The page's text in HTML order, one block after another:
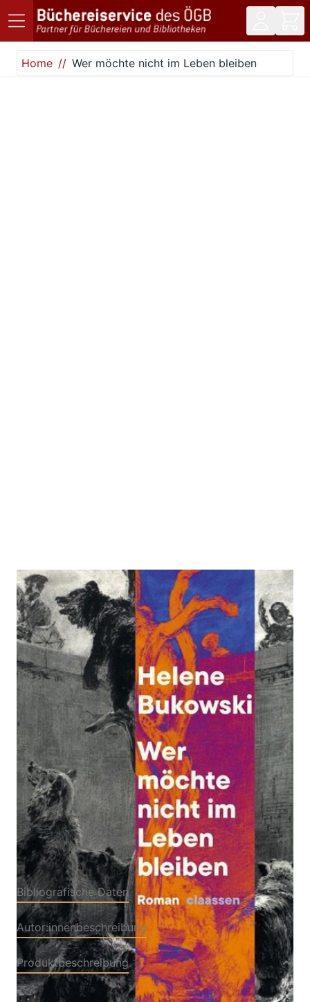
Direkt zum Inhalt
Home
Wer möchte nicht im Leben bleiben
Wer möchte nicht im Leben bleiben
Zur Wunschliste hinzufügen
Roman | »Bukowskis Sprache hat eine geradezu
magische Schönheit« Deutschlandfunk
VonHelene Bukowski
Verlag: Claassen 26.02.2026
Buch 384 Seiten
Hardcover
ISBN: 978-3-54610158-
5
Bibliografische Daten
Autor:innenbeschreibung
Produktbeschreibung
Ein Aufbegehren gegen die Einsamkeit